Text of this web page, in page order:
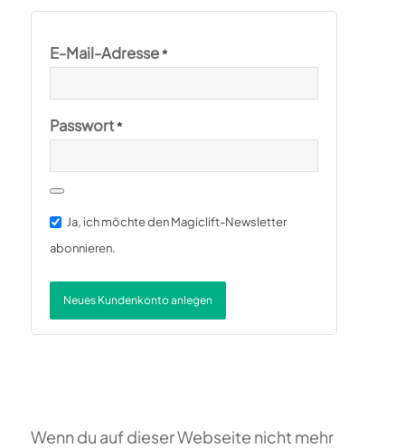
E-Mail-Adresse*
Passwort*
Ja, ich möchte den Magiclift-Newsletter
abonnieren.
Neues Kundenkonto anlegen
Wenn du auf dieser Webseite nicht mehr